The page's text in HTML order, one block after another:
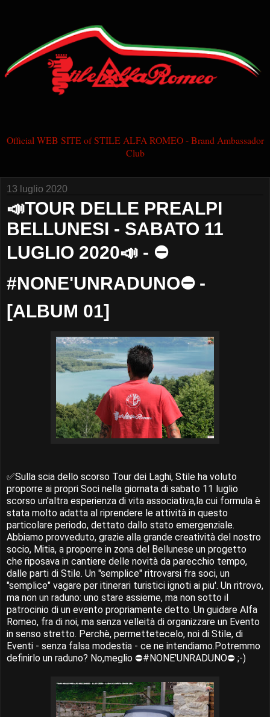
Official WEB SITE of STILE ALFA ROMEO - Brand Ambassador
Club
13 luglio 2020
📣TOUR DELLE PREALPI
BELLUNESI - SABATO 11
LUGLIO 2020📣 - ⛔
#NONE'UNRADUNO⛔ -
[ALBUM 01]
✅Sulla scia dello scorso Tour dei Laghi, Stile ha voluto
proporre ai propri Soci nella giornata di sabato 11 luglio
scorso un'altra esperienza di vita associativa,la cui formula è
stata molto adatta al riprendere le attività in questo
particolare periodo, dettato dallo stato emergenziale.
Abbiamo provveduto, grazie alla grande creatività del nostro
socio, Mitia, a proporre in zona del Bellunese un progetto
che riposava in cantiere delle novità da parecchio tempo,
dalle parti di Stile. Un "semplice" ritrovarsi fra soci, un
"semplice" vagare per itinerari turistici ignoti ai piu'. Un ritrovo,
ma non un raduno: uno stare assieme, ma non sotto il
patrocinio di un evento propriamente detto. Un guidare Alfa
Romeo, fra di noi, ma senza velleità di organizzare un Evento
in senso stretto. Perchè, permettetecelo, noi di Stile, di
Eventi - senza falsa modestia - ce ne intendiamo.Potremmo
definirlo un raduno? No,meglio ⛔#NONE'UNRADUNO⛔ ;-)